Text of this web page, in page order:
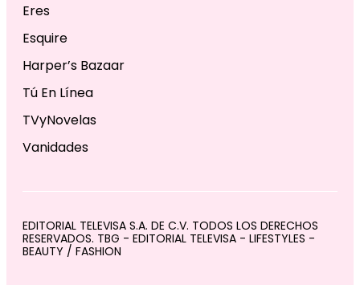
Eres
Esquire
Harper’s Bazaar
Tú En Línea
TVyNovelas
Vanidades
EDITORIAL TELEVISA S.A. DE C.V. TODOS LOS DERECHOS
RESERVADOS. TBG - EDITORIAL TELEVISA - LIFESTYLES -
BEAUTY / FASHION